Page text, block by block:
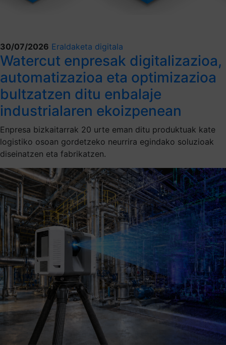
30/07/2026 Eraldaketa digitala
Watercut enpresak digitalizazioa,
automatizazioa eta optimizazioa
bultzatzen ditu enbalaje
industrialaren ekoizpenean
Enpresa bizkaitarrak 20 urte eman ditu produktuak kate
logistiko osoan gordetzeko neurrira egindako soluzioak
diseinatzen eta fabrikatzen.